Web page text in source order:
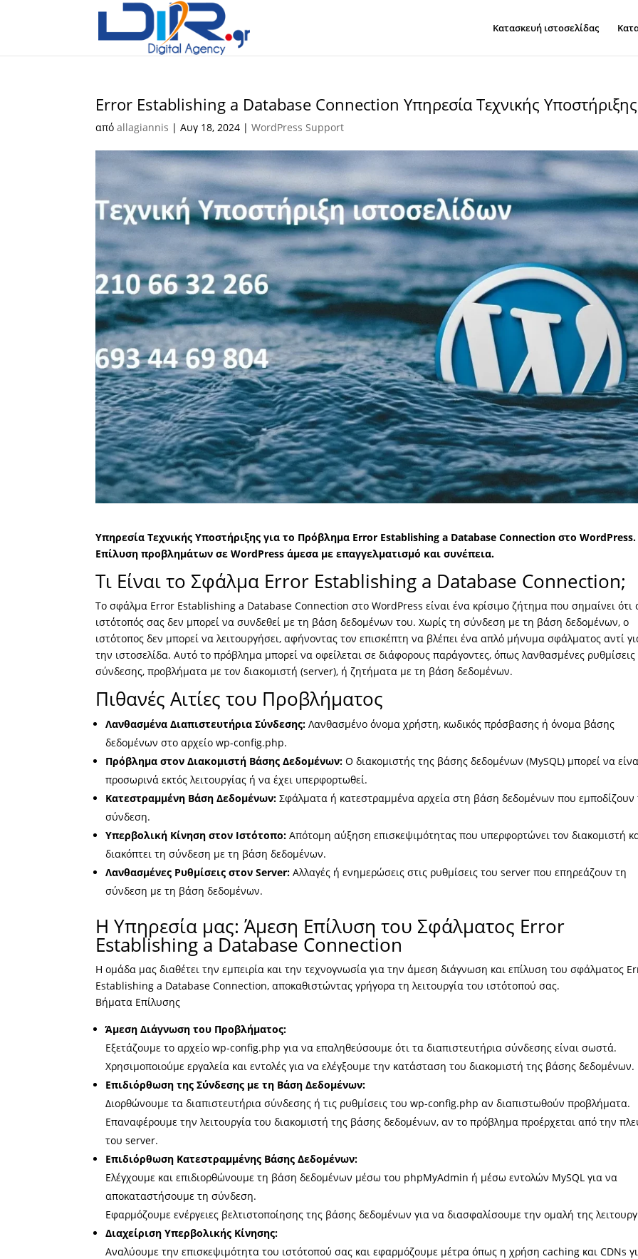
Κατασκευή ιστοσελίδας
Error Establishing a Database Connection Υπηρεσία Τεχνικής Υποστήριξης
απόallagiannis |Αυγ 18, 2024 |WordPress Support
Υπηρεσία Τεχνικής Υποστήριξης για το Πρόβλημα Error Establishing a Database Connection στο WordPress.
Επίλυση προβλημάτων σε WordPress άμεσα με επαγγελματισμό και συνέπεια.
Τι Είναι το Σφάλμα Error Establishing a Database Connection;
Το σφάλμα Error Establishing a Database Connection στο WordPress είναι ένα κρίσιμο ζήτημα που σημαίνει ότι
ιστότοπός σας δεν μπορεί να συνδεθεί με τη βάση δεδομένων του. Χωρίς τη σύνδεση με τη βάση δεδομένων, ο
ιστότοπος δεν μπορεί να λειτουργήσει, αφήνοντας τον επισκέπτη να βλέπει ένα απλό μήνυμα σφάλματος αντί
την ιστοσελίδα. Αυτό το πρόβλημα μπορεί να οφείλεται σε διάφορους παράγοντες, όπως λανθασμένες ρυθμίσεις
σύνδεσης, προβλήματα με τον διακομιστή (server), ή ζητήματα με τη βάση δεδομένων.
Πιθανές Αιτίες του Προβλήματος
Λανθασμένα Διαπιστευτήρια Σύνδεσης: Λανθασμένο όνομα χρήστη, κωδικός πρόσβασης ή όνομα βάσης
δεδομένων στο αρχείο wp-config.php.
Πρόβλημα στον Διακομιστή Βάσης Δεδομένων: Ο διακομιστής της βάσης δεδομένων (MySQL) μπορεί να
προσωρινά εκτός λειτουργίας ή να έχει υπερφορτωθεί.
Κατεστραμμένη Βάση Δεδομένων: Σφάλματα ή κατεστραμμένα αρχεία στη βάση δεδομένων που εμποδίζουν
σύνδεση.
Υπερβολική Κίνηση στον Ιστότοπο: Απότομη αύξηση επισκεψιμότητας που υπερφορτώνει τον διακομιστή
διακόπτει τη σύνδεση με τη βάση δεδομένων.
Λανθασμένες Ρυθμίσεις στον Server: Αλλαγές ή ενημερώσεις στις ρυθμίσεις του server που επηρεάζουν τη
σύνδεση με τη βάση δεδομένων.
Η Υπηρεσία μας: Άμεση Επίλυση του Σφάλματος Error
Establishing a Database Connection
Η ομάδα μας διαθέτει την εμπειρία και την τεχνογνωσία για την άμεση διάγνωση και επίλυση του σφάλματος
Establishing a Database Connection, αποκαθιστώντας γρήγορα τη λειτουργία του ιστότοπού σας.
Βήματα Επίλυσης
Άμεση Διάγνωση του Προβλήματος:
Εξετάζουμε το αρχείο wp-config.php για να επαληθεύσουμε ότι τα διαπιστευτήρια σύνδεσης είναι σωστά.
Χρησιμοποιούμε εργαλεία και εντολές για να ελέγξουμε την κατάσταση του διακομιστή της βάσης δεδομένων.
Επιδιόρθωση της Σύνδεσης με τη Βάση Δεδομένων:
Διορθώνουμε τα διαπιστευτήρια σύνδεσης ή τις ρυθμίσεις του wp-config.php αν διαπιστωθούν προβλήματα.
Επαναφέρουμε την λειτουργία του διακομιστή της βάσης δεδομένων, αν το πρόβλημα προέρχεται από την
του server.
Επιδιόρθωση Κατεστραμμένης Βάσης Δεδομένων:
Ελέγχουμε και επιδιορθώνουμε τη βάση δεδομένων μέσω του phpMyAdmin ή μέσω εντολών MySQL για να
αποκαταστήσουμε τη σύνδεση.
Εφαρμόζουμε ενέργειες βελτιστοποίησης της βάσης δεδομένων για να διασφαλίσουμε την ομαλή της
Διαχείριση Υπερβολικής Κίνησης:
Αναλύουμε την επισκεψιμότητα του ιστότοπού σας και εφαρμόζουμε μέτρα όπως η χρήση caching και CDNs